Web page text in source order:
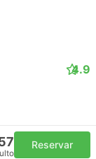
4.9
Reservar